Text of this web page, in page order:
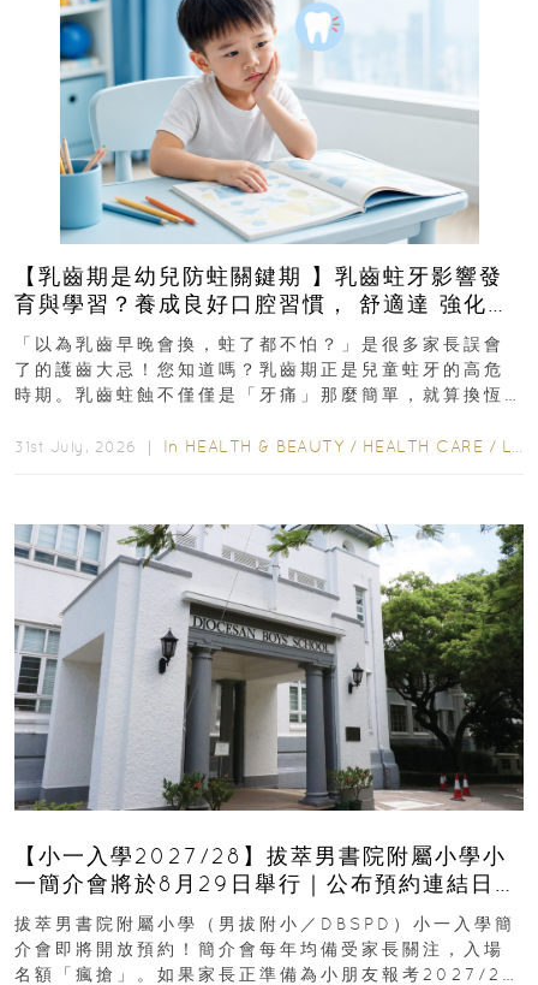
【乳齒期是幼兒防蛀關鍵期 】乳齒蛀牙影響發
育與學習？養成良好口腔習慣， 舒適達 強化琺
瑯質 兒童牙膏防護指南
「以為乳齒早晚會換，蛀了都不怕？」是很多家長誤會
了的護齒大忌！您知道嗎？乳齒期正是兒童蛀牙的高危
時期。乳齒蛀蝕不僅僅是「牙痛」那麼簡單，就算換恆
31st July, 2026 ｜ In HEALTH & BEAUTY / HEALTH CARE / LIFESTYLE
【小一入學2027/28】拔萃男書院附屬小學小
一簡介會將於8月29日舉行｜公布預約連結日期
｜更設有網上重溫
拔萃男書院附屬小學（男拔附小／DBSPD）小一入學簡
介會即將開放預約！簡介會每年均備受家長關注，入場
名額「瘋搶」。如果家長正準備為小朋友報考2027/28